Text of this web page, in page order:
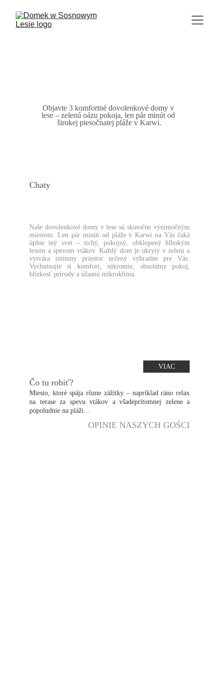
Objavte 3 komfortné dovolenkové domy v
lese – zelenú oázu pokoja, len pár minút od
širokej piesočnatej pláže v Karwi.
Chaty
Naše dovolenkové domy v lese sú skutočne výnimočným
miestom. Len pár minút od pláže v Karwi na Vás čaká
úplne iný svet – tichý, pokojný, obklopený hlbokým
lesom a spevom vtákov. Každý dom je ukrytý v zeleni a
vytvára intímny priestor určený výhradne pre Vás.
Vychutnajte si komfort, súkromie, absolútny pokoj,
blízkosť prírody a úžasnú mikroklímu.
Čo tu robiť?
Miesto, ktoré spája rôzne zážitky – napríklad ráno relax
na terase za spevu vtákov a všadeprítomnej zelene a
popoludnie na pláži...
VIAC
OPINIE NASZYCH GOŚCI